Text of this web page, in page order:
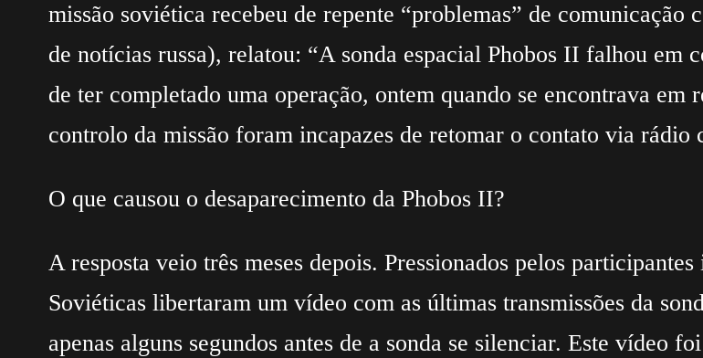
missão soviética recebeu de repente “problemas” de
de notícias russa), relatou: “A sonda espacial Phobos II falhou em
de ter completado uma operação, ontem quando se encontrava em
controlo da missão foram incapazes de retomar o contato via rádio
O que causou o desaparecimento da Phobos II?
A resposta veio três meses depois. Pressionados pelos
Soviéticas libertaram um vídeo com as últimas transmissões da
apenas alguns segundos antes de a sonda se silenciar. Este vídeo